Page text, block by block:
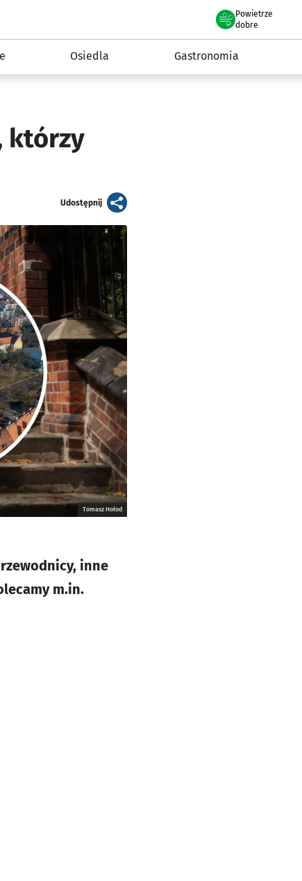
Powietrze
we Wrocławiu
dobre
Osiedla Gastronomia
którzy
Udostępnijartykuł
Tomasz Hołod
inne
m.in.